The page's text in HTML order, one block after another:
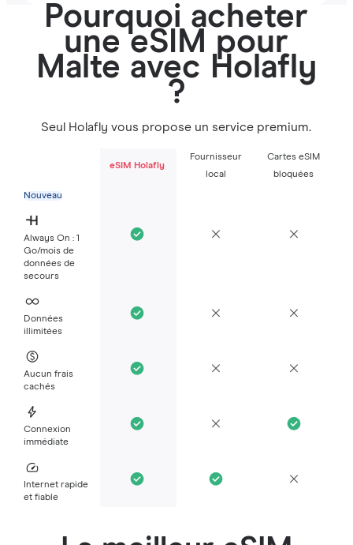
Pourquoi acheter
une eSIM pour
Malte avec Holafly
?
Seul Holafly vous propose un service premium.
eSIM Holafly
Fournisseur
local
Cartes eSIM
bloquées
Nouveau
Always On : 1
Go/mois de
données de
secours
Données
illimitées
Aucun frais
cachés
Connexion
immédiate
Internet rapide
et fiable